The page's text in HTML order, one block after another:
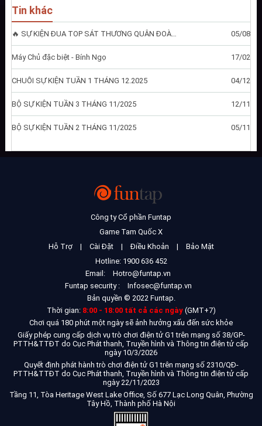
Tin khác
🔥 SỰ KIỆN ĐUA TOP SÁT THƯƠNG QUÂN ĐOÀN 6/8 — TAM QUỐC X 🔥 05/08
Máy Chủ đặc biệt - Bính Ngọ 17/02
CHUỖI SỰ KIỆN TUẦN 1 THÁNG 12.2025 04/12
BỘ SỰ KIỆN TUẦN 3 THÁNG 11/2025 12/11
BỘ SỰ KIỆN TUẦN 2 THÁNG 11/2025 05/11
Công ty Cổ phần Funtap
Game Tam Quốc X
Hỗ Trợ
| Cài Đặt | Điều Khoản |
Bảo Mật
Hotline: 1900 636 452
Email:
Hotro@funtap.vn
Funtap security :
Infosec@funtap.vn
Bản quyền © 2022 Funtap.
Thời gian: 8:00 - 18:00 tất cả các ngày(GMT+7)
Chơi quá 180 phút một ngày sẽ ảnh hưởng xấu đến sức khỏe
Giấy phép cung cấp dịch vụ trò chơi điện tử G1 trên mạng số 38/GP-
PTTH&TTĐT do Cục Phát thanh, Truyền hình và Thông tin điện tử cấp
ngày 10/3/2026
Quyết định phát hành trò chơi điện tử G1 trên mạng số 2310/QĐ-
PTTH&TTĐT do Cục Phát thanh, Truyền hình và Thông tin điện tử cấp
ngày 22/11/2023
Tầng 11, Tòa Heritage West Lake Office, Số 677 Lạc Long Quân, Phường
Tây Hồ, Thành phố Hà Nội